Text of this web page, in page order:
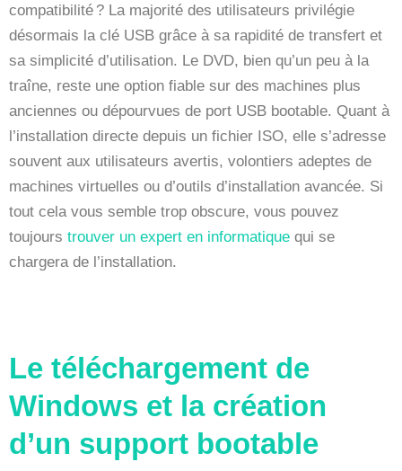
compatibilité ? La majorité des utilisateurs privilégie
désormais la clé USB grâce à sa rapidité de transfert et
sa simplicité d’utilisation. Le DVD, bien qu’un peu à la
traîne, reste une option fiable sur des machines plus
anciennes ou dépourvues de port USB bootable. Quant à
l’installation directe depuis un fichier ISO, elle s’adresse
souvent aux utilisateurs avertis, volontiers adeptes de
machines virtuelles ou d’outils d’installation avancée. Si
tout cela vous semble trop obscure, vous pouvez
toujours trouver un expert en informatique qui se
chargera de l’installation.
Le téléchargement de
Windows et la création
d’un support bootable